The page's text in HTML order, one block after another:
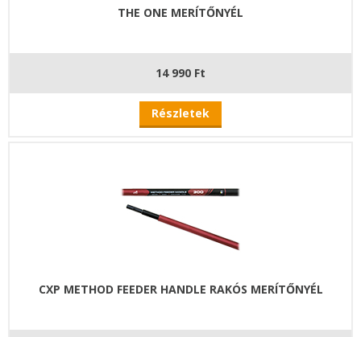
THE ONE MERÍTŐNYÉL
14 990 Ft
Részletek
CXP METHOD FEEDER HANDLE RAKÓS MERÍTŐNYÉL